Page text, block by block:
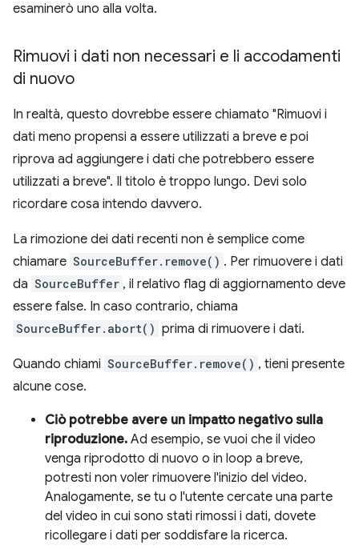
esaminerò uno alla volta.
Rimuovi i dati non necessari e li accodamenti
di nuovo
In realtà, questo dovrebbe essere chiamato "Rimuovi i
dati meno propensi a essere utilizzati a breve e poi
riprova ad aggiungere i dati che potrebbero essere
utilizzati a breve". Il titolo è troppo lungo. Devi solo
ricordare cosa intendo davvero.
La rimozione dei dati recenti non è semplice come
chiamare SourceBuffer.remove() . Per rimuovere i dati
da SourceBuffer , il relativo flag di aggiornamento deve
essere false. In caso contrario, chiama
SourceBuffer.abort() prima di rimuovere i dati.
Quando chiami SourceBuffer.remove() , tieni presente
alcune cose.
Ciò potrebbe avere un impatto negativo sulla
riproduzione. Ad esempio, se vuoi che il video
venga riprodotto di nuovo o in loop a breve,
potresti non voler rimuovere l'inizio del video.
Analogamente, se tu o l'utente cercate una parte
del video in cui sono stati rimossi i dati, dovete
ricollegare i dati per soddisfare la ricerca.